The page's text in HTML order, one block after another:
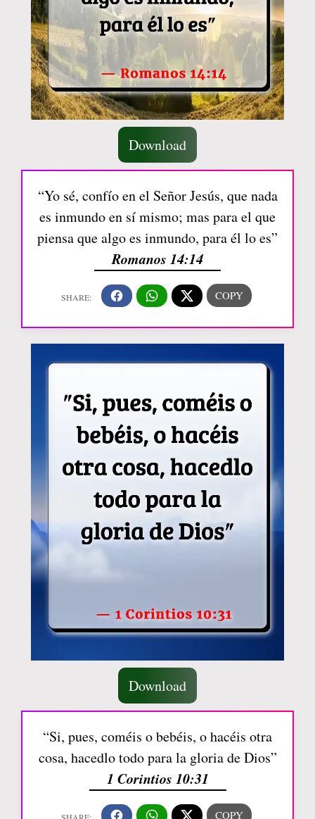
Download
“Yo sé, confío en el Señor Jesús, que nada
es inmundo en sí mismo; mas para el que
piensa que algo es inmundo, para él lo es”
Romanos 14:14
Download
“Si, pues, coméis o bebéis, o hacéis otra
cosa, hacedlo todo para la gloria de Dios”
1 Corintios 10:31